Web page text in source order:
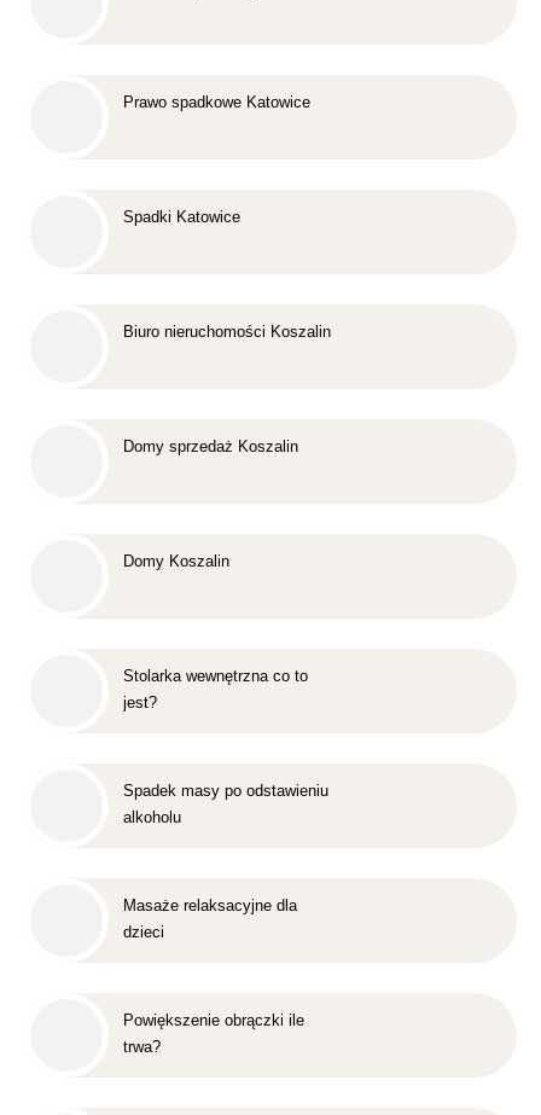
Prawo spadkowe Katowice
Spadki Katowice
Biuro nieruchomości Koszalin
Domy sprzedaż Koszalin
Domy Koszalin
Stolarka wewnętrzna co to
jest?
Spadek masy po odstawieniu
alkoholu
Masaże relaksacyjne dla
dzieci
Powiększenie obrączki ile
trwa?